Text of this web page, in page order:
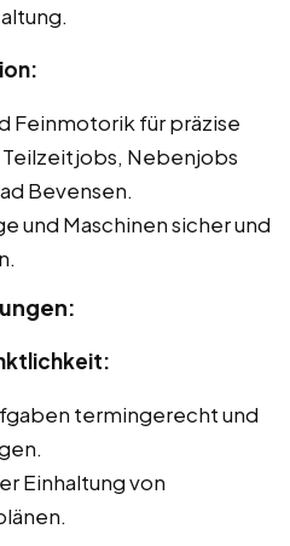
Feinmotorik für präzise
Nebenjobs
Bevensen.
und Maschinen sicher und
termingerecht und
Einhaltung von